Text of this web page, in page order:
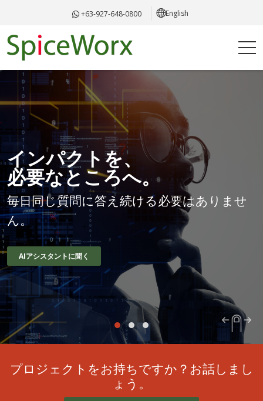
+63-927-648-0800 English
インパクトを、
必要なところへ。
毎日同じ質問に答え続ける必要はありませ
ん。
AIアシスタントに聞く
プロジェクトをお持ちですか？お話しまし
ょう。